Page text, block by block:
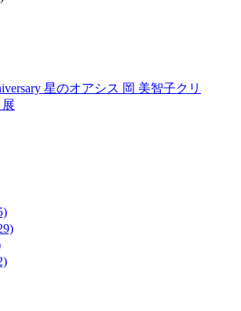
星のオアシス 岡 美智子クリ